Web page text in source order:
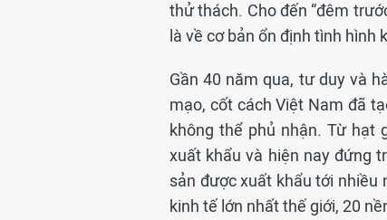
thử thách. Cho đến “đêm
là về cơ bản ổn định tình hình
Gần 40 năm qua, tư duy và
mạo, cốt cách Việt Nam đã
không thể phủ nhận. Từ hạt
xuất khẩu và hiện nay đứng
sản được xuất khẩu tới nhiều
kinh tế lớn nhất thế giới, 20